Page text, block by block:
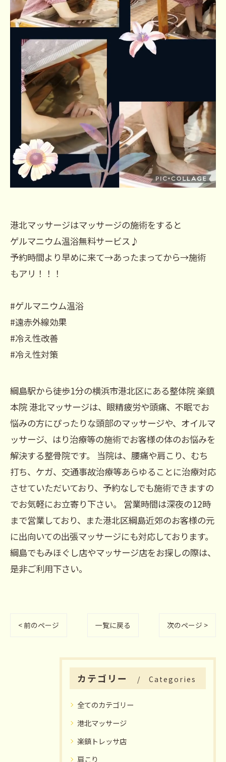
港北マッサージはマッサージの施術をすると
ゲルマニウム温浴無料サービス♪
予約時間より早めに来て→あったまってから→施術
もアリ！！！
#ゲルマニウム温浴
#遠赤外線効果
#冷え性改善
#冷え性対策
綱島駅から徒歩1分の横浜市港北区にある整体院 楽鎮
本院 港北マッサージは、眼精疲労や頭痛、不眠でお
悩みの方にぴったりな頭部のマッサージや、オイルマ
ッサージ、はり治療等の施術でお客様の体のお悩みを
解決する整骨院です。 当院は、腰痛や肩こり、むち
打ち、ケガ、交通事故治療等あらゆることに治療対応
させていただいており、予約なしでも施術できますの
でお気軽にお立寄り下さい。 営業時間は深夜の12時
まで営業しており、また港北区綱島近郊のお客様の元
に出向いての出張マッサージにも対応しております。
綱島でもみほぐし店やマッサージ店をお探しの際は、
是非ご利用下さい。
< 前のページ 一覧に戻る 次のページ >
カテゴリー Categories
全てのカテゴリー
港北マッサージ
楽鎮トレッサ店
肩こり